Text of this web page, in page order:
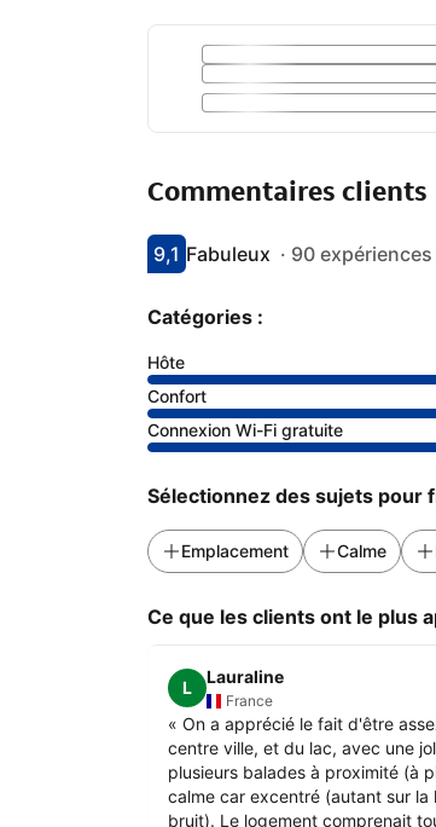
Commentaires clients
Avec une note de 9.1
9,1
fabuleuxFabuleux · 90
Catégories :
Hôte
Confort
Connexion Wi-Fi gratuite
Sélectionnez des sujets pour
Emplacement Calme
Ce que les clients ont le plus
L
Lauraline
France
« On a apprécié le fait d'être
centre ville, et du lac, avec une
plusieurs balades à proximité (à
calme car excentré (autant sur la
bruit). Le logement comprenait